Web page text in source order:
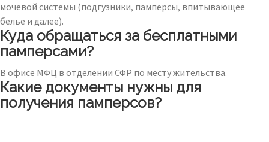
мочевой системы (подгузники, памперсы, впитывающее
белье и далее).
Куда обращаться за бесплатными
памперсами?
В офисе МФЦ в отделении СФР по месту жительства.
Какие документы нужны для
получения памперсов?